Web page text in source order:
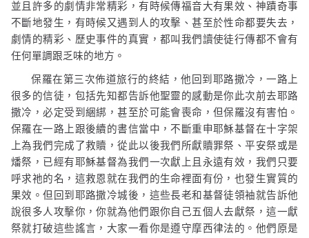
並且許多的劇情非常精彩，有時候傳福音大有果效、神蹟奇事
不斷地發生，有時候又遇到人的攻擊、甚至於性命都要失去，
劇情的精彩、歷史事件的真實，都叫我們讀使徒行傳都不會有
任何單調跟乏味的地方。
保羅在第三次佈道旅行的終結，他回到耶路撒冷，一路上
很多的信徒，包括先知都告訴他聖靈的感動是你此次前去耶路
撒冷，必定受到綑綁，甚至於可能會喪命，但保羅沒有害怕。
保羅在一路上跟後續的書信當中，不斷重申耶穌基督在十字架
上為我們完成了救贖，從此以後我們所獻贖罪祭、平安祭或是
燔祭，已經有耶穌基督為我們一次獻上且永遠有效，我們只要
呼求祂的名，這救恩就在我們的生命裡面有份，也發生實質的
果效。但回到耶路撒冷城後，這些長老和基督徒領袖就告訴他
說很多人攻擊你，你就為他們跟你自己五個人去獻祭，這一獻
祭就打破這些謠言，大家一看你是遵守摩西律法的。他們原是